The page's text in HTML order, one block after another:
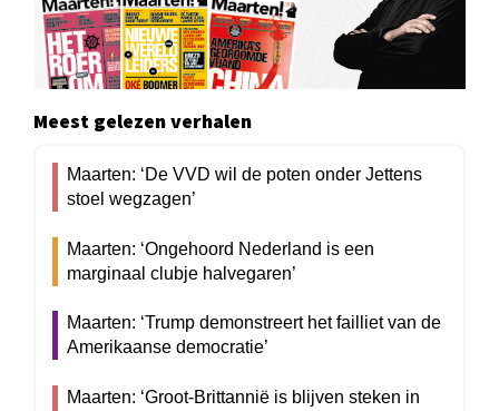
Meest gelezen verhalen
Maarten: ‘De VVD wil de poten onder Jettens
stoel wegzagen’
Maarten: ‘Ongehoord Nederland is een
marginaal clubje halvegaren’
Maarten: ‘Trump demonstreert het failliet van de
Amerikaanse democratie’
Maarten: ‘Groot-Brittannië is blijven steken in